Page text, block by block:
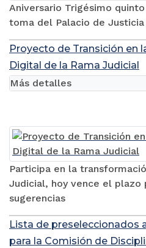
Aniversario Trigésimo
toma del Palacio de Justicia
Proyecto de Transición en
Digital de la Rama Judicial
Participa en la
Judicial, hoy vence el plazo
sugerencias
Más detalles
Lista de preseleccionados
para la Comisión de